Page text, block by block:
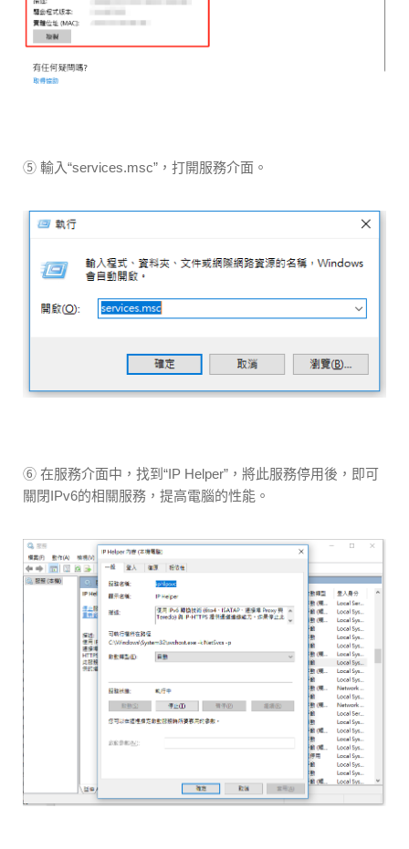
⑤ 輸入“services.msc”，打開服務介面。
⑥ 在服務介面中，找到“IP Helper”，將此服務停用後，即可
關閉IPv6的相關服務，提高電腦的性能。